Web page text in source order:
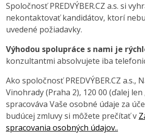
Spoločnosť PREDVÝBER.CZ a.s. si
nekontaktovať kandidátov, ktorí
uvedené požiadavky.
Výhodou spolupráce s nami je
konzultantmi absolvujete iba
Ako spoločnosť PREDVÝBER.CZ a.s.,
Vinohrady (Praha 2), 120 00 (ďalej len
spracováva Vaše osobné údaje za
budúcej zmluvy si môžete prečítať v
spracovania osobných údajov..